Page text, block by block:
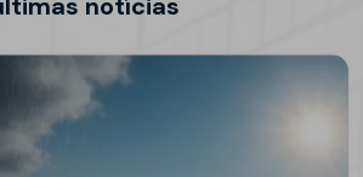
notícias